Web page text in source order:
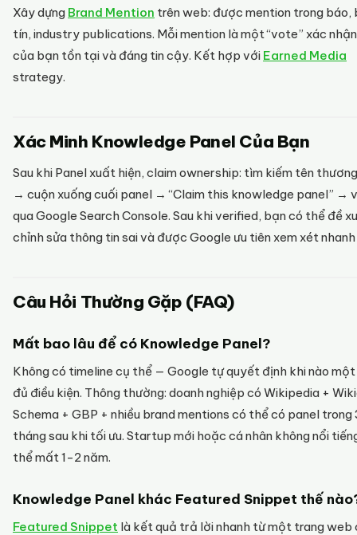
Xây dựng Brand Mention trên web: được mention trong báo,
tín, industry publications. Mỗi mention là một “vote” xác
của bạn tồn tại và đáng tin cậy. Kết hợp với Earned Media
strategy.
Xác Minh Knowledge Panel Của Bạn
Sau khi Panel xuất hiện, claim ownership: tìm kiếm tên
→ cuộn xuống cuối panel → “Claim this knowledge panel” →
qua Google Search Console. Sau khi verified, bạn có thể đề
chỉnh sửa thông tin sai và được Google ưu tiên xem xét nhanh
Câu Hỏi Thường Gặp (FAQ)
Mất bao lâu để có Knowledge Panel?
Không có timeline cụ thể — Google tự quyết định khi nào
đủ điều kiện. Thông thường: doanh nghiệp có Wikipedia +
Schema + GBP + nhiều brand mentions có thể có panel
tháng sau khi tối ưu. Startup mới hoặc cá nhân không nổi
thể mất 1-2 năm.
Knowledge Panel khác Featured Snippet thế
Featured Snippet là kết quả trả lời nhanh từ một trang web